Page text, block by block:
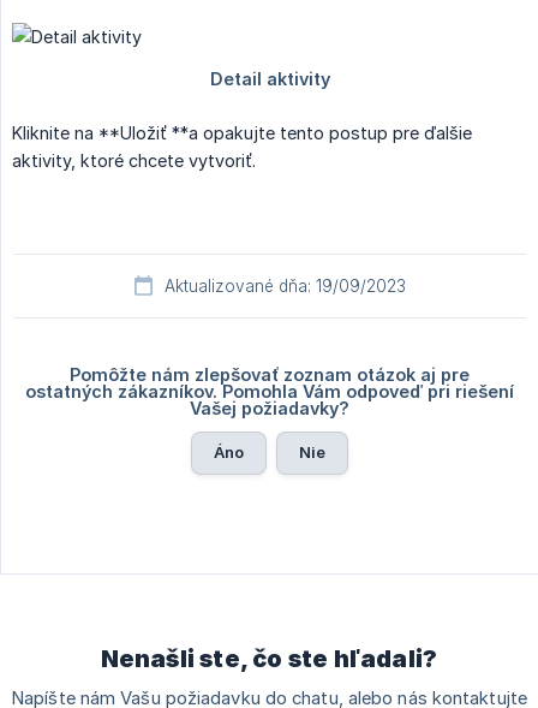
Kliknite na **Uložiť **a opakujte tento postup pre ďalšie
aktivity, ktoré chcete vytvoriť.
Aktualizované dňa: 19/09/2023
Pomôžte nám zlepšovať zoznam otázok aj pre
ostatných zákazníkov. Pomohla Vám odpoveď pri riešení
Vašej požiadavky?
Áno Nie
Nenašli ste, čo ste hľadali?
Napíšte nám Vašu požiadavku do chatu, alebo nás kontaktujte